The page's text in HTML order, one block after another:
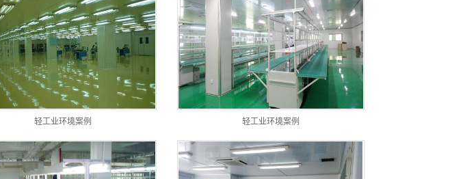
轻工业环境案例 轻工业环境案例